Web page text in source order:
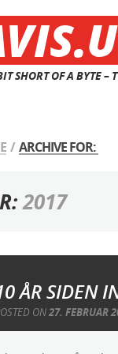
SHORT OF A BYTE –
/ARCHIVE FOR:
2017
ÅR SIDEN
ON27. FEBRUAR